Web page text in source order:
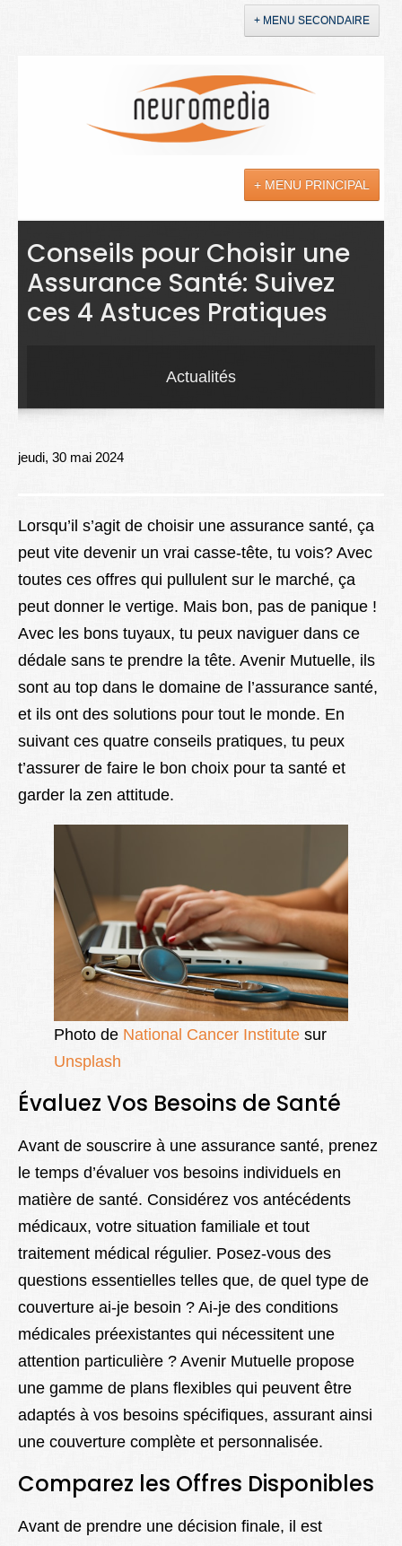
+ MENU SECONDAIRE
+ MENU PRINCIPAL
Actualités
Sciences
Maladies
Better Health
Conseils pour Choisir une
Assurance Santé: Suivez
ces 4 Astuces Pratiques
Actualités
jeudi, 30 mai 2024
Lorsqu’il s’agit de choisir une assurance santé, ça
peut vite devenir un vrai casse-tête, tu vois? Avec
toutes ces offres qui pullulent sur le marché, ça
peut donner le vertige. Mais bon, pas de panique !
Avec les bons tuyaux, tu peux naviguer dans ce
dédale sans te prendre la tête. Avenir Mutuelle, ils
sont au top dans le domaine de l’assurance santé,
et ils ont des solutions pour tout le monde. En
suivant ces quatre conseils pratiques, tu peux
t’assurer de faire le bon choix pour ta santé et
garder la zen attitude.
Photo de National Cancer Institute sur
Unsplash
Évaluez Vos Besoins de Santé
Avant de souscrire à une assurance santé, prenez
le temps d’évaluer vos besoins individuels en
matière de santé. Considérez vos antécédents
médicaux, votre situation familiale et tout
traitement médical régulier. Posez-vous des
questions essentielles telles que, de quel type de
couverture ai-je besoin ? Ai-je des conditions
médicales préexistantes qui nécessitent une
attention particulière ? Avenir Mutuelle propose
une gamme de plans flexibles qui peuvent être
adaptés à vos besoins spécifiques, assurant ainsi
une couverture complète et personnalisée.
Comparez les Offres Disponibles
Avant de prendre une décision finale, il est